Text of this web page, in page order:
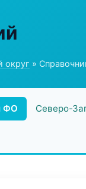
округ »
ФО Северо-